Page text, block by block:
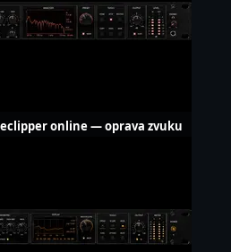
online — oprava zvuku